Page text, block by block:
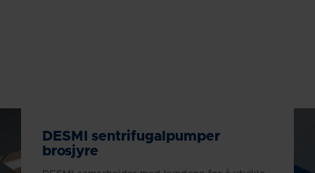
DESMI sentrifugalpumper
brosjyre